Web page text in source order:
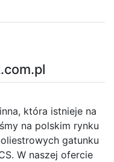
która istnieje na
na polskim rynku
gatunku
W naszej ofercie